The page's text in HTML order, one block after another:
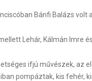
Bánfi Balázs volt
Lehár, Kálmán Imre
ifjú művészek, az
pompáztak, kis fehér,